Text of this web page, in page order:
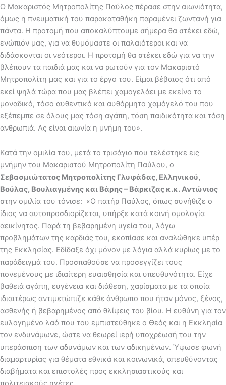
Ο Μακαριστός Μητροπολίτης Παύλος πέρασε στην αιωνιότητα,
όμως η πνευματική του παρακαταθήκη παραμένει ζωντανή για
πάντα. Η προτομή που αποκαλύπτουμε σήμερα θα στέκει εδώ,
ενώπιόν μας, για να θυμόμαστε οι παλαιότεροι και να
διδάσκονται οι νεότεροι. Η προτομή θα στέκει εδώ για να την
βλέπουν τα παιδιά μας και να ρωτούν για τον Μακαριστό
Μητροπολίτη μας και για το έργο του. Είμαι βέβαιος ότι από
εκεί ψηλά τώρα που μας βλέπει χαμογελάει με εκείνο το
μοναδικό, τόσο αυθεντικό και αυθόρμητο χαμόγελό του που
εξέπεμπε σε όλους μας τόση αγάπη, τόση παιδικότητα και τόση
ανθρωπιά. Ας είναι αιωνία η μνήμη του».
Κατά την ομιλία του, μετά το τρισάγιο που τελέστηκε εις
μνήμην του Μακαριστού Μητροπολίτη Παύλου, ο
Σεβασμιώτατος Μητροπολίτης Γλυφάδας, Ελληνικού,
Βούλας, Βουλιαγμένης και Βάρης – Βάρκιζας κ.κ. Αντώνιος
στην ομιλία του τόνισε: «Ο πατήρ Παύλος, όπως συνήθιζε ο
ίδιος να αυτοπροσδιορίζεται, υπήρξε κατά κοινή ομολογία
αεικίνητος. Παρά τη βεβαρημένη υγεία του, λόγω
προβλημάτων της καρδιάς του, εκοπίασε και αναλώθηκε υπέρ
της Εκκλησίας. Εδίδαξε όχι μόνον με λόγια αλλά κυρίως με το
παράδειγμά του. Προσπαθούσε να προσεγγίζει τους
πονεμένους με ιδιαίτερη ευαισθησία και υπευθυνότητα. Είχε
βαθειά αγάπη, ευγένεια και διάθεση, χαρίσματα με τα οποία
ιδιαιτέρως αντιμετώπιζε κάθε άνθρωπο που ήταν μόνος, ξένος,
ασθενής ή βεβαρημένος από θλίψεις του βίου. Η ευθύνη για τον
ευλογημένο λαό που του εμπιστεύθηκε ο Θεός και η Εκκλησία
τον ενδυνάμωνε, ώστε να θεωρεί ιερή υποχρέωσή του την
υπεράσπιση των αδυνάμων και των αδικημένων. Ύψωσε φωνή
διαμαρτυρίας για θέματα εθνικά και κοινωνικά, απευθύνοντας
διαβήματα και επιστολές προς εκκλησιαστικούς και